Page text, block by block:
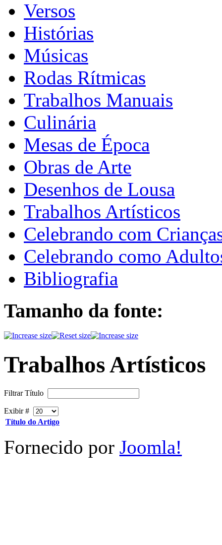
Versos
Histórias
Músicas
Rodas Rítmicas
Trabalhos Manuais
Culinária
Mesas de Época
Obras de Arte
Desenhos de Lousa
Trabalhos Artísticos
Celebrando com
Celebrando como
Bibliografia
Tamanho da fonte:
Trabalhos Artísticos
Filtrar Título
Exibir #
Título do Artigo
Fornecido por Joomla!